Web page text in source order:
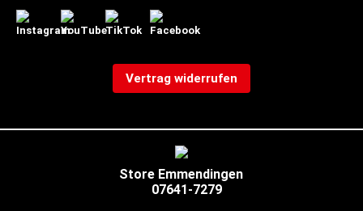
Vertrag widerrufen
Store Emmendingen
07641-7279